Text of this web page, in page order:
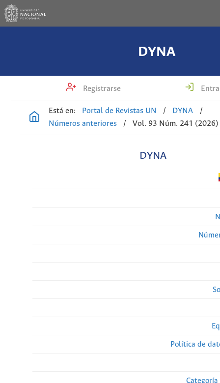
DYNA
Registrarse
Está en: Portal de Revistas UN / DYNA
/
Números anteriores
/ Vol. 93 Núm. 241 (2026)
DYNA
Política de